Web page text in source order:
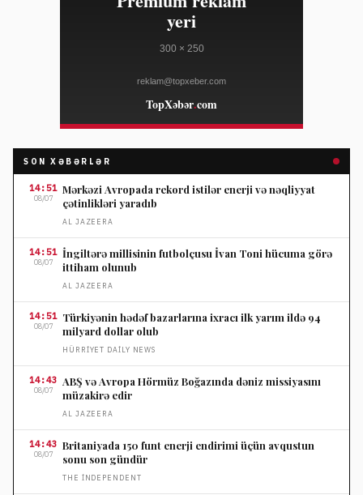
SON XƏBƏRLƏR
14:51
08/07
Mərkəzi Avropada rekord istilər enerji və nəqliyyat
çətinlikləri yaradıb
AL JAZEERA
14:51
08/07
İngiltərə millisinin futbolçusu İvan Toni hücuma görə
ittiham olunub
AL JAZEERA
14:51
08/07
Türkiyənin hədəf bazarlarına ixracı ilk yarım ildə 94
milyard dollar olub
HÜRRIYET DAILY NEWS
14:43
08/07
ABŞ və Avropa Hörmüz Boğazında dəniz missiyasını
müzakirə edir
AL JAZEERA
14:43
08/07
Britaniyada 150 funt enerji endirimi üçün avqustun
sonu son gündür
THE İNDEPENDENT